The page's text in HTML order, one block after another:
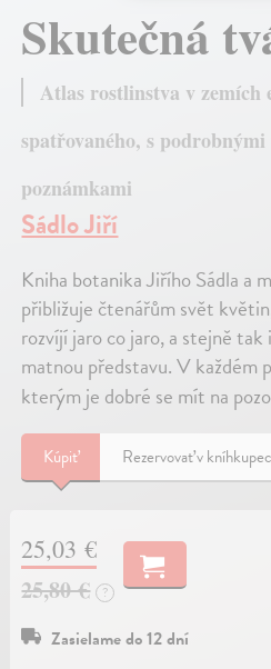
Skutečná
Atlas rostlinstva v zemích
spatřovaného, s
poznámkami
Sádlo Jiří
Kniha botanika Jiřího Sádla a
přibližuje čtenářům svět
rozvíjí jaro co jaro, a stejně
matnou představu. V každém
kterým je dobré se mít na
Kúpiť Rezervovať v
25,03 €
25,80 €
?
Zasielame do 12 dní